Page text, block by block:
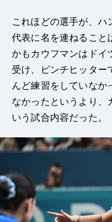
これほどの選手が、ハ
代表に名を連ねること
かもカウフマンはドイ
受け、ピンチヒッター
んど練習をしていなか
なかったというより、
いう試合内容だった。